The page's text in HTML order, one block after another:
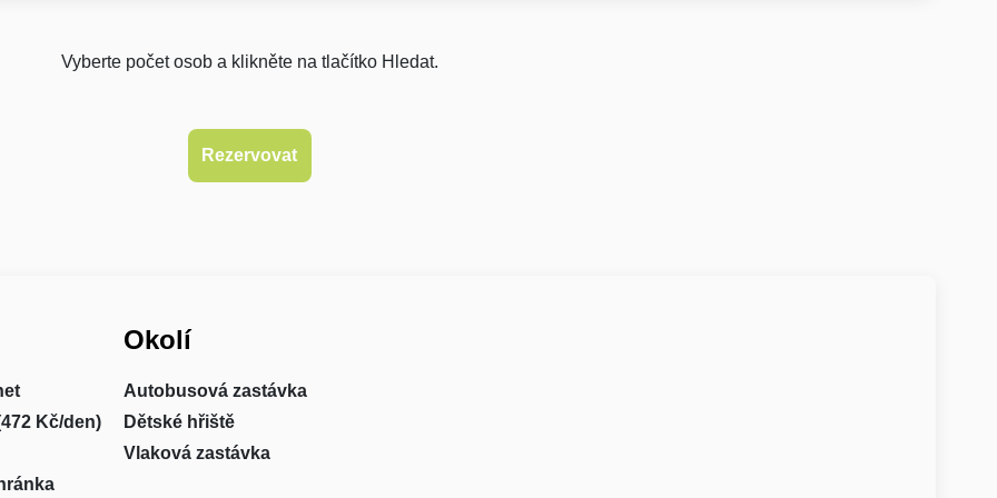
Vyberte počet osob a klikněte na tlačítko Hledat.
Kč/den)
Okolí
Autobusová zastávka
Dětské hřiště
Vlaková zastávka